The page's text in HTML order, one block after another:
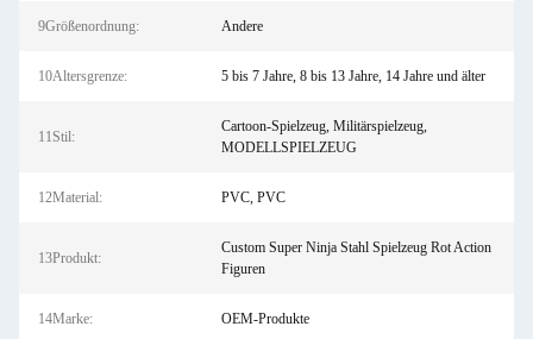
9Größenordnung: Andere
10Altersgrenze: 5 bis 7 Jahre, 8 bis 13 Jahre, 14 Jahre und älter
11Stil:
Cartoon-Spielzeug, Militärspielzeug,
MODELLSPIELZEUG
12Material: PVC, PVC
13Produkt:
Custom Super Ninja Stahl Spielzeug Rot Action
Figuren
14Marke: OEM-Produkte